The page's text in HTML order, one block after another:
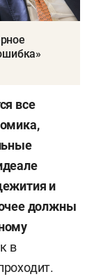
все
и
должны
в